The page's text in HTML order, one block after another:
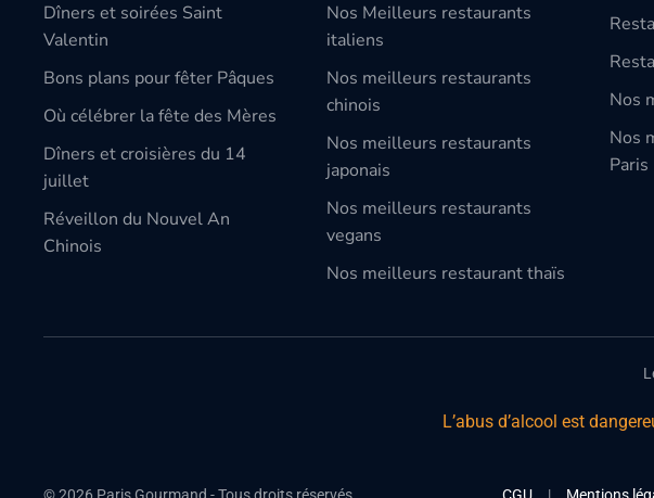
Dîners et soirées Saint
Valentin
Bons plans pour fêter Pâques
Où célébrer la fête des Mères
Dîners et croisières du 14
juillet
Réveillon du Nouvel An
Chinois
Nos Meilleurs restaurants
italiens
Nos meilleurs restaurants
chinois
Nos meilleurs restaurants
japonais
Nos meilleurs restaurants
vegans
Nos meilleurs restaurant thaïs
Nos
Nos
Paris
L’abus d’alcool est
©2026 Paris Gourmand - Tous droits réservés. CGU | Mentions